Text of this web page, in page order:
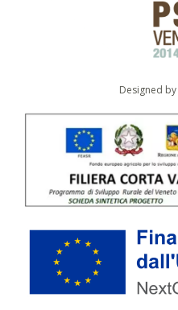
Designed by